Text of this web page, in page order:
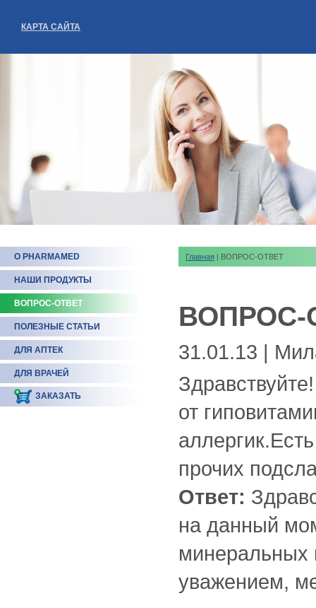
КАРТА САЙТА
О PHARMAMED
НАШИ ПРОДУКТЫ
ВОПРОС-ОТВЕТ
ПОЛЕЗНЫЕ СТАТЬИ
ДЛЯ АПТЕК
ДЛЯ ВРАЧЕЙ
ЗАКАЗАТЬ
Главная | ВОПРОС-ОТВЕТ
ВОПРОС-
31.01.13 |
от
прочих
Ответ:
на данный
минеральных
уважением,